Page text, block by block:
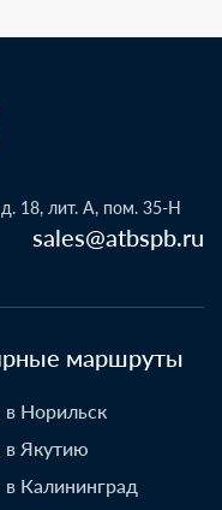
18, лит. А, пом. 35-Н
sales@atbspb.ru
маршруты
в Норильск
в Якутию
в Калининград